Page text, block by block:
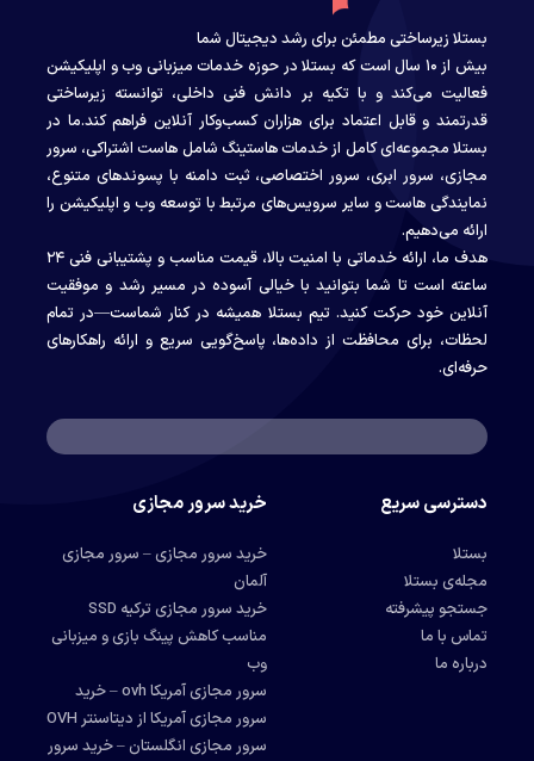
بستلا زیرساختی مطمئن برای رشد دیجیتال شما
بیش از ۱۰ سال است که بستلا در حوزه خدمات میزبانی وب و اپلیکیشن
فعالیت می‌کند و با تکیه بر دانش فنی داخلی، توانسته زیرساختی
قدرتمند و قابل اعتماد برای هزاران کسب‌وکار آنلاین فراهم کند.ما در
بستلا مجموعه‌ای کامل از خدمات هاستینگ شامل هاست اشتراکی، سرور
مجازی، سرور ابری، سرور اختصاصی، ثبت دامنه با پسوندهای متنوع،
نمایندگی هاست و سایر سرویس‌های مرتبط با توسعه وب و اپلیکیشن را
ارائه می‌دهیم.
هدف ما، ارائه خدماتی با امنیت بالا، قیمت مناسب و پشتیبانی فنی ۲۴
ساعته است تا شما بتوانید با خیالی آسوده در مسیر رشد و موفقیت
آنلاین خود حرکت کنید. تیم بستلا همیشه در کنار شماست—در تمام
لحظات، برای محافظت از داده‌ها، پاسخ‌گویی سریع و ارائه راهکارهای
حرفه‌ای.
دسترسی سریع
بستلا
مجله‌ی بستلا
جستجو پیشرفته
تماس با ما
درباره ما
خرید سرور مجازی
خرید سرور مجازی – سرور مجازی
آلمان
خرید سرور مجازی ترکیه SSD
مناسب کاهش پینگ بازی و میزبانی
وب
سرور مجازی آمریکا ovh – خرید
سرور مجازی آمریکا از دیتاسنتر OVH
سرور مجازی انگلستان – خرید سرور